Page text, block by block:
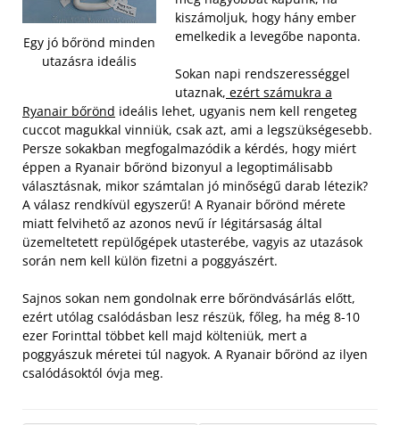
Egy jó bőrönd minden
utazásra ideális
kiszámoljuk, hogy hány ember
emelkedik a levegőbe naponta.
Sokan napi rendszerességgel
utaznak, ezért számukra a
Ryanair bőrönd ideális lehet, ugyanis nem kell rengeteg
cuccot magukkal vinniük, csak azt, ami a legszükségesebb.
Persze sokakban megfogalmazódik a kérdés, hogy miért
éppen a Ryanair bőrönd bizonyul a legoptimálisabb
választásnak, mikor számtalan jó minőségű darab létezik?
A válasz rendkívül egyszerű! A Ryanair bőrönd mérete
miatt felvihető az azonos nevű ír légitársaság által
üzemeltetett repülőgépek utasterébe, vagyis az utazások
során nem kell külön fizetni a poggyászért.
Sajnos sokan nem gondolnak erre bőröndvásárlás előtt,
ezért utólag csalódásban lesz részük, főleg, ha még 8-10
ezer Forinttal többet kell majd költeniük, mert a
poggyászuk méretei túl nagyok. A Ryanair bőrönd az ilyen
csalódásoktól óvja meg.